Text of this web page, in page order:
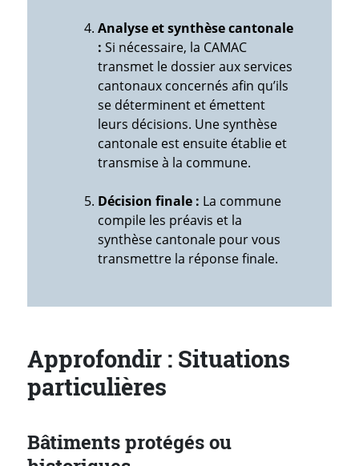
Analyse et synthèse cantonale
: Si nécessaire, la CAMAC
transmet le dossier aux services
cantonaux concernés afin qu’ils
se déterminent et émettent
leurs décisions. Une synthèse
cantonale est ensuite établie et
transmise à la commune.
Décision finale : La commune
compile les préavis et la
synthèse cantonale pour vous
transmettre la réponse finale.
Approfondir : Situations
particulières
Bâtiments protégés ou